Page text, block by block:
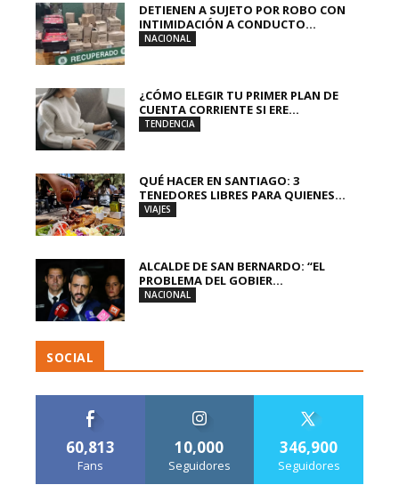
DETIENEN A SUJETO POR ROBO CON
INTIMIDACIÓN A CONDUCTO...
NACIONAL
¿CÓMO ELEGIR TU PRIMER PLAN DE
CUENTA CORRIENTE SI ERE...
TENDENCIA
QUÉ HACER EN SANTIAGO: 3
TENEDORES LIBRES PARA QUIENES...
VIAJES
ALCALDE DE SAN BERNARDO: “EL
PROBLEMA DEL GOBIER...
NACIONAL
SOCIAL
60,813
Fans
10,000
Seguidores
346,900
Seguidores